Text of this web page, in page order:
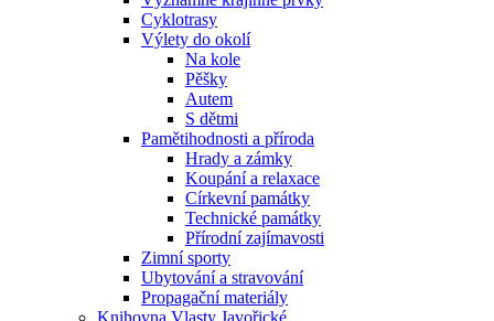
Cyklotrasy
Výlety do okolí
Na kole
Pěšky
Autem
S dětmi
Pamětihodnosti a příroda
Hrady a zámky
Koupání a relaxace
Církevní památky
Technické památky
Přírodní zajímavosti
Zimní sporty
Ubytování a stravování
Propagační materiály
Knihovna Vlasty Javořické